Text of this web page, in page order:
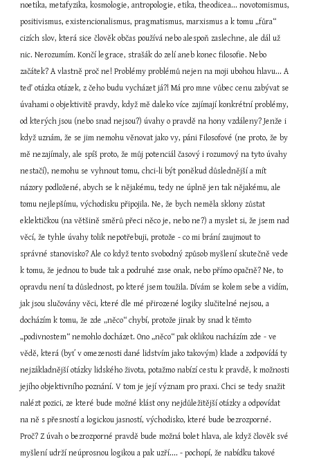
noetika, metafyzika, kosmologie, antropologie, etika, theodicea... novotomismus,
positivismus, existencionalismus, pragmatismus, marxismus a k tomu „fůra“
cizích slov, která sice člověk občas používá nebo alespoň zaslechne, ale dál už
nic. Nerozumím. Končí legrace, strašák do zelí aneb konec filosofie. Nebo
začátek? A vlastně proč ne! Problémy problémů nejen na moji ubohou hlavu... A
teď otázka otázek, z čeho budu vycházet já?! Má pro mne vůbec cenu zabývat se
úvahami o objektivitě pravdy, když mě daleko více zajímají konkrétní problémy,
od kterých jsou (nebo snad nejsou?) úvahy o pravdě na hony vzdáleny? Jenže i
když uznám, že se jim nemohu věnovat jako vy, páni Filosofové (ne proto, že by
mě nezajímaly, ale spíš proto, že můj potenciál časový i rozumový na tyto úvahy
nestačí), nemohu se vyhnout tomu, chci-li být poněkud důslednější a mít
názory podložené, abych se k nějakému, tedy ne úplně jen tak nějakému, ale
tomu nejlepšímu, východisku připojila. Ne, že bych neměla sklony zůstat
eklektičkou (na většině směrů přeci něco je, nebo ne?) a myslet si, že jsem nad
věcí, že tyhle úvahy tolik nepotřebuji, protože - co mi brání zaujmout to
správné stanovisko? Ale co když tento svobodný způsob myšlení skutečně vede
k tomu, že jednou to bude tak a podruhé zase onak, nebo přímo opačně? Ne, to
opravdu není ta důslednost, po které jsem toužila. Dívám se kolem sebe a vidím,
jak jsou slučovány věci, které dle mé přirozené logiky slučitelné nejsou, a
docházím k tomu, že zde „něco“ chybí, protože jinak by snad k těmto
„podivnostem“ nemohlo docházet. Ono „něco“ pak oklikou nacházím zde - ve
vědě, která (byť v omezenosti dané lidstvím jako takovým) klade a zodpovídá ty
nejzákladnější otázky lidského života, potažmo nabízí cestu k pravdě, k možnosti
jejího objektivního poznání. V tom je její význam pro praxi. Chci se tedy snažit
nalézt pozici, ze které bude možné klást ony nejdůležitější otázky a odpovídat
na ně s přesností a logickou jasností, východisko, které bude bezrozporné.
Proč? Z úvah o bezrozporné pravdě bude možná bolet hlava, ale když člověk své
myšlení udrží neúprosnou logikou a pak uzří.... - pochopí, že nabídku takové